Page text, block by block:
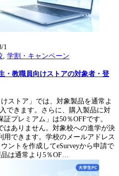
1
学割・キャンペーン
・教職員向けストアの対象者・登
ストア」では、対象製品を通常よ
できます。さらに、購入製品に対
プレミアム」は50％OFFです。
はありません。対象校への進学が決
用できます。学校のメールアドレス
ントを作成してeSurveyから申請で
は通常より5％OF…